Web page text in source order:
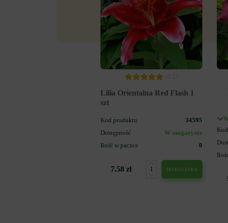
Lilia Orientalna Red Flash 1
szt
Kod produktu
34595
Dostępność
W magazynie
Ilość w paczce
0
7.58 zł DO KOSZYKA